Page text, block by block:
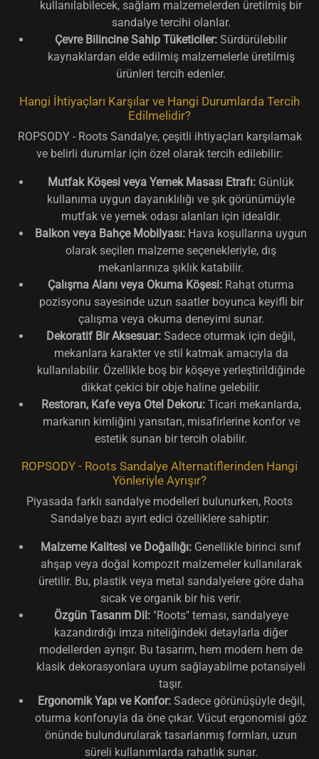
kullanılabilecek, sağlam malzemelerden üretilmiş bir
sandalye tercihi olanlar.
Çevre Bilincine Sahip Tüketiciler: Sürdürülebilir
kaynaklardan elde edilmiş malzemelerle üretilmiş
ürünleri tercih edenler.
Hangi İhtiyaçları Karşılar ve Hangi Durumlarda Tercih
Edilmelidir?
ROPSODY - Roots Sandalye, çeşitli ihtiyaçları karşılamak
ve belirli durumlar için özel olarak tercih edilebilir:
Mutfak Köşesi veya Yemek Masası Etrafı: Günlük
kullanıma uygun dayanıklılığı ve şık görünümüyle
mutfak ve yemek odası alanları için idealdir.
Balkon veya Bahçe Mobilyası: Hava koşullarına uygun
olarak seçilen malzeme seçenekleriyle, dış
mekanlarınıza şıklık katabilir.
Çalışma Alanı veya Okuma Köşesi: Rahat oturma
pozisyonu sayesinde uzun saatler boyunca keyifli bir
çalışma veya okuma deneyimi sunar.
Dekoratif Bir Aksesuar: Sadece oturmak için değil,
mekanlara karakter ve stil katmak amacıyla da
kullanılabilir. Özellikle boş bir köşeye yerleştirildiğinde
dikkat çekici bir obje haline gelebilir.
Restoran, Kafe veya Otel Dekoru:Ticari mekanlarda,
markanın kimliğini yansıtan, misafirlerine konfor ve
estetik sunan bir tercih olabilir.
ROPSODY - Roots Sandalye Alternatiflerinden Hangi
Yönleriyle Ayrışır?
Piyasada farklı sandalye modelleri bulunurken, Roots
Sandalye bazı ayırt edici özelliklere sahiptir:
Malzeme Kalitesi ve Doğallığı: Genellikle birinci sınıf
ahşap veya doğal kompozit malzemeler kullanılarak
üretilir. Bu, plastik veya metal sandalyelere göre daha
sıcak ve organik bir his verir.
Özgün Tasarım Dil:"Roots" teması, sandalyeye
kazandırdığı imza niteliğindeki detaylarla diğer
modellerden ayrışır. Bu tasarım, hem modern hem de
klasik dekorasyonlara uyum sağlayabilme potansiyeli
taşır.
Ergonomik Yapı ve Konfor:Sadece görünüşüyle değil,
oturma konforuyla da öne çıkar. Vücut ergonomisi göz
önünde bulundurularak tasarlanmış formları, uzun
süreli kullanımlarda rahatlık sunar.